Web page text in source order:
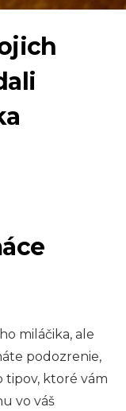
miláčika, ale
podozrenie,
tipov, ktoré vám
vo váš